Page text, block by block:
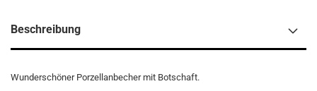
Beschreibung
Wunderschöner Porzellanbecher mit Botschaft.